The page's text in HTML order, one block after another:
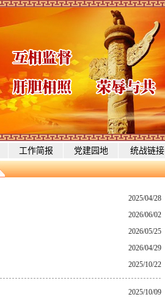
工作简报 党建园地 统战链接
2025/04/28
2026/06/02
2026/05/25
2026/04/29
2025/10/22
2025/10/09